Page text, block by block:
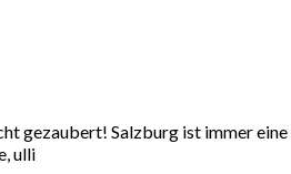
gezaubert! Salzburg ist immer
ulli